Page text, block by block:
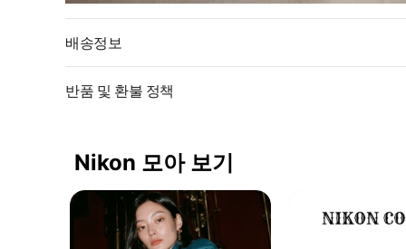
배송정보
반품 및 환불 정책
Nikon 모아 보기